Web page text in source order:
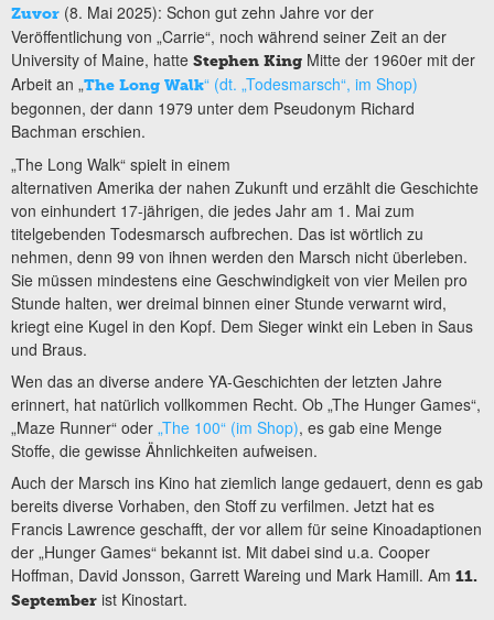
Zuvor (8. Mai 2025): Schon gut zehn Jahre vor der
Veröffentlichung von „Carrie“, noch während seiner Zeit an der
University of Maine, hatte Stephen King Mitte der 1960er mit der
Arbeit an „The Long Walk“ (dt. „Todesmarsch“, im Shop)
begonnen, der dann 1979 unter dem Pseudonym Richard
Bachman erschien.
„The Long Walk“ spielt in einem
alternativen Amerika der nahen Zukunft und erzählt die Geschichte
von einhundert 17-jährigen, die jedes Jahr am 1. Mai zum
titelgebenden Todesmarsch aufbrechen. Das ist wörtlich zu
nehmen, denn 99 von ihnen werden den Marsch nicht überleben.
Sie müssen mindestens eine Geschwindigkeit von vier Meilen pro
Stunde halten, wer dreimal binnen einer Stunde verwarnt wird,
kriegt eine Kugel in den Kopf. Dem Sieger winkt ein Leben in Saus
und Braus.
Wen das an diverse andere YA-Geschichten der letzten Jahre
erinnert, hat natürlich vollkommen Recht. Ob „The Hunger Games“,
„Maze Runner“ oder „The 100“ (im Shop), es gab eine Menge
Stoffe, die gewisse Ähnlichkeiten aufweisen.
Auch der Marsch ins Kino hat ziemlich lange gedauert, denn es gab
bereits diverse Vorhaben, den Stoff zu verfilmen. Jetzt hat es
Francis Lawrence geschafft, der vor allem für seine Kinoadaptionen
der „Hunger Games“ bekannt ist. Mit dabei sind u.a. Cooper
Hoffman, David Jonsson, Garrett Wareing und Mark Hamill. Am 11.
September ist Kinostart.